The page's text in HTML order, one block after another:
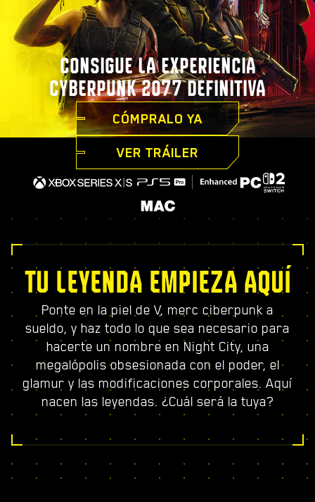
CONSIGUE LA EXPERIENCIA
CYBERPUNK 2077 DEFINITIVA
CÓMPRALO YA
VER TRÁILER
TU LEYENDA EMPIEZA AQUÍ
Ponte en la piel de V, merc ciberpunk a
sueldo, y haz todo lo que sea necesario para
hacerte un nombre en Night City, una
megalópolis obsesionada con el poder, el
glamur y las modificaciones corporales. Aquí
nacen las leyendas. ¿Cuál será la tuya?